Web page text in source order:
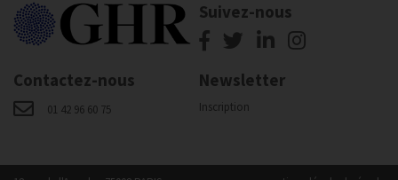
Suivez-nous
Contactez-nous
01 42 96 60 75
Newsletter
Inscription